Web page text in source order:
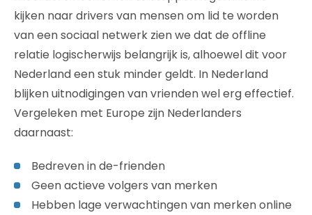
kijken naar drivers van mensen om lid te worden
van een sociaal netwerk zien we dat de offline
relatie logischerwijs belangrijk is, alhoewel dit voor
Nederland een stuk minder geldt. In Nederland
blijken uitnodigingen van vrienden wel erg effectief.
Vergeleken met Europe zijn Nederlanders
daarnaast:
Bedreven in de-frienden
Geen actieve volgers van merken
Hebben lage verwachtingen van merken online